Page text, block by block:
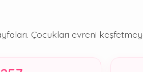
Çocukları evreni